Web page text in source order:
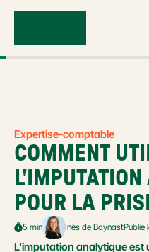
Expertise-comptable
COMMENT
POUR LA
5 min Inès de BaynastPublié
L'imputation analytique est